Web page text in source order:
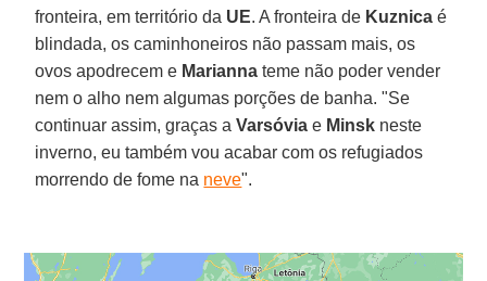
fronteira, em território da UE. A fronteira de Kuznica é
blindada, os caminhoneiros não passam mais, os
ovos apodrecem e Marianna teme não poder vender
nem o alho nem algumas porções de banha. "Se
continuar assim, graças aVarsóvia e Minsk neste
inverno, eu também vou acabar com os refugiados
morrendo de fome na neve".